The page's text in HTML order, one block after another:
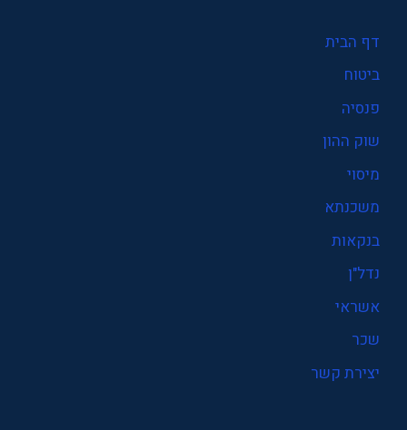
דף הבית
ביטוח
פנסיה
שוק ההון
מיסוי
משכנתא
בנקאות
נדל"ן
אשראי
שכר
יצירת קשר